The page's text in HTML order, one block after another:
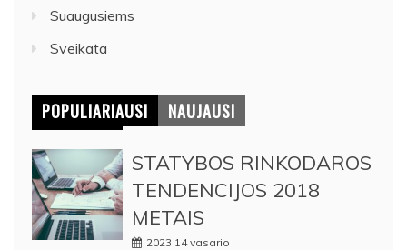
Suaugusiems
Sveikata
POPULIARIAUSI NAUJAUSI
STATYBOS RINKODAROS
TENDENCIJOS 2018
METAIS
2023 14 vasario